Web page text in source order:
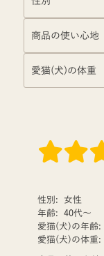
性別:
女性
年齢:
40代〜
愛猫(犬)の年齢:
愛猫(犬)の体重: